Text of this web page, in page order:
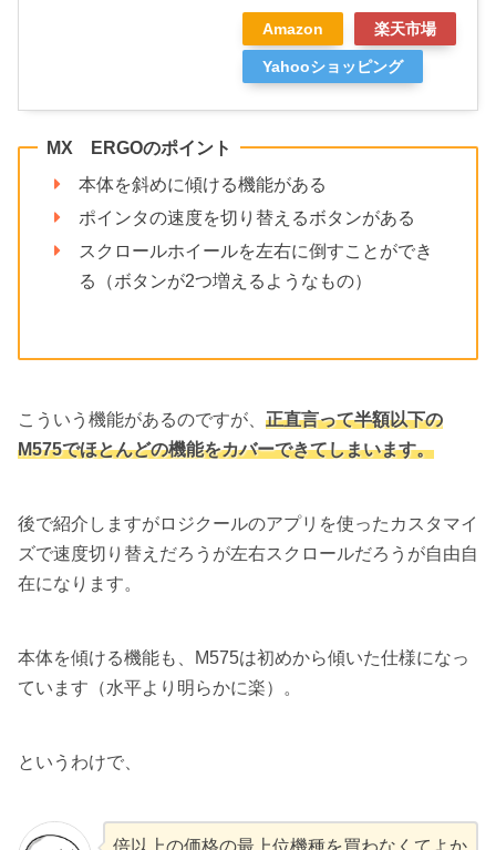
Amazon 楽天市場
Yahooショッピング
MX ERGOのポイント
本体を斜めに傾ける機能がある
ポインタの速度を切り替えるボタンがある
スクロールホイールを左右に倒すことができ
る（ボタンが2つ増えるようなもの）
こういう機能があるのですが、 正直言って半額以下の
M575でほとんどの機能をカバーできてしまいます。
後で紹介しますがロジクールのアプリを使ったカスタマイ
ズで速度切り替えだろうが左右スクロールだろうが自由自
在になります。
本体を傾ける機能も、M575は初めから傾いた仕様になっ
ています（水平より明らかに楽）。
というわけで、